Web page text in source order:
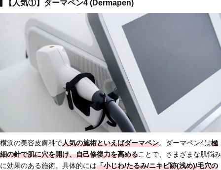
【人気①】ダーマペン4 (Dermapen)
横浜の美容皮膚科で人気の施術といえばダーマペン。ダーマペン4は極
細の針で肌に穴を開け、自己修復力を高めることで、さまざまな肌悩み
に効果のある施術。具体的には「小じわ/たるみ/ニキビ跡(浅め)/毛穴の